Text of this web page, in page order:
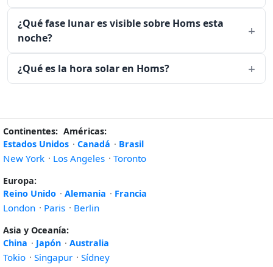
¿Qué fase lunar es visible sobre Homs esta
noche?
¿Qué es la hora solar en Homs?
Continentes: Américas:
Estados Unidos · Canadá · Brasil
New York · Los Angeles · Toronto
Europa:
Reino Unido · Alemania · Francia
London · Paris · Berlin
Asia y Oceanía:
China · Japón · Australia
Tokio · Singapur · Sídney